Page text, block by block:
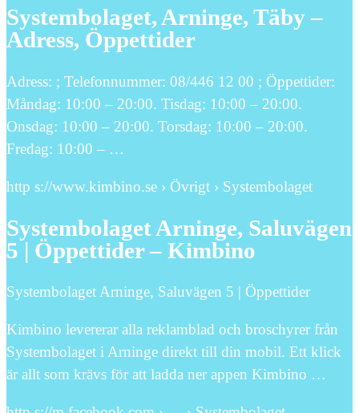
Systembolaget, Arninge, Täby –
Adress, Öppettider
Adress: ; Telefonnummer: 08/446 12 00 ; Öppettider:
Måndag: 10:00 – 20:00. Tisdag: 10:00 – 20:00.
Onsdag: 10:00 – 20:00. Torsdag: 10:00 – 20:00.
Fredag: 10:00 – …
http s://www.kimbino.se › Övrigt › Systembolaget
Systembolaget Arninge, Saluvägen
5 | Öppettider – Kimbino
Systembolaget Arninge, Saluvägen 5 | Öppettider
Kimbino levererar alla reklamblad och broschyrer från
Systembolaget i Arninge direkt till din mobil. Ett klick
är allt som krävs för att ladda ner appen Kimbino …